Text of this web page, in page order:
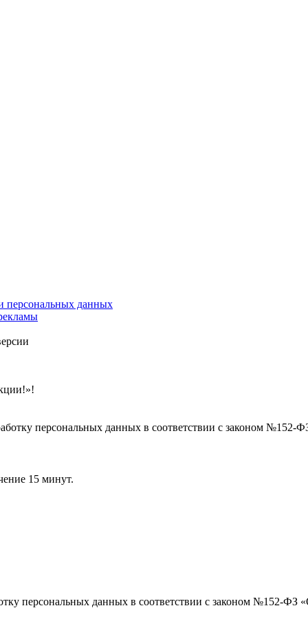
персональных данных
персональных данных в соответствии с законом
15 минут.
персональных данных в соответствии с законом №152-